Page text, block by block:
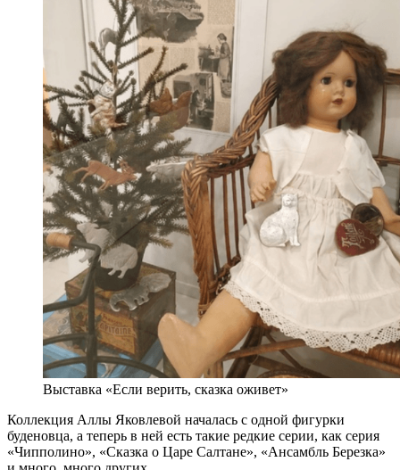
Выставка «Если верить, сказка оживет»
Коллекция Аллы Яковлевой началась с одной фигурки
буденовца, а теперь в ней есть такие редкие серии, как серия
«Чипполино», «Сказка о Царе Салтане», «Ансамбль Березка»